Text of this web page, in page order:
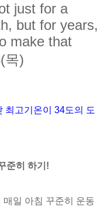
just for a
but for years,
make that
목)
최고기온이 34도의 도
준히 하기!
일 아침 꾸준히 운동